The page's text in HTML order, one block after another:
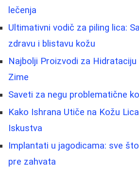
lečenja
Ultimativni vodič za piling lica:
zdravu i blistavu kožu
Najbolji Proizvodi za
Zime
Saveti za negu problematične
Kako Ishrana Utiče na Kožu
Iskustva
Implantati u jagodicama: sve
pre zahvata